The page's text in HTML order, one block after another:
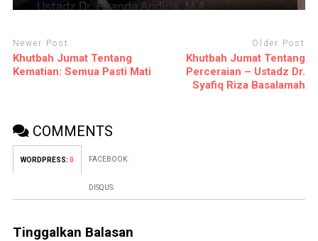
Newer Post
Khutbah Jumat Tentang
Kematian: Semua Pasti Mati
Older Post
Khutbah Jumat Tentang
Perceraian – Ustadz Dr.
Syafiq Riza Basalamah
COMMENTS
WORDPRESS: 0 FACEBOOK:
DISQUS:
Tinggalkan Balasan